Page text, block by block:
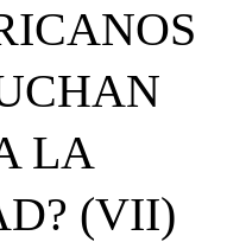
LA
(VII)